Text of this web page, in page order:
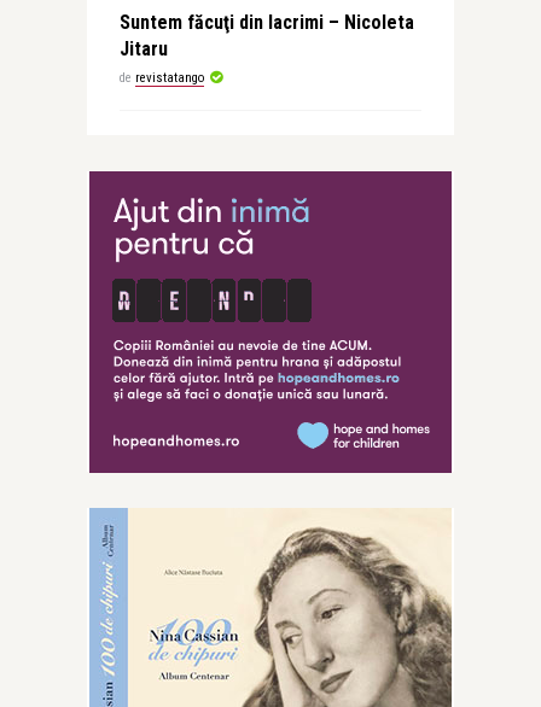
Suntem făcuţi din lacrimi – Nicoleta
Jitaru
de revistatango